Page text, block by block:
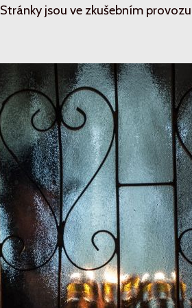
Stránky jsou ve zkušebním